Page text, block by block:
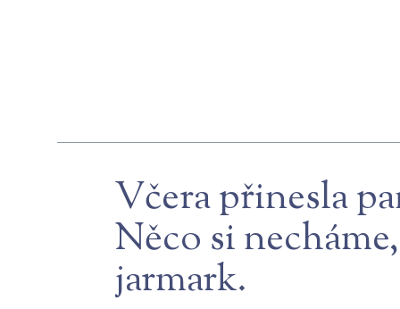
Včera přinesla
Něco si
jarmark.